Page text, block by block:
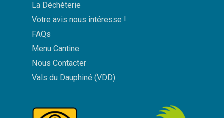
La Déchèterie
Votre avis nous intéresse !
FAQs
Menu Cantine
Nous Contacter
Vals du Dauphiné (VDD)